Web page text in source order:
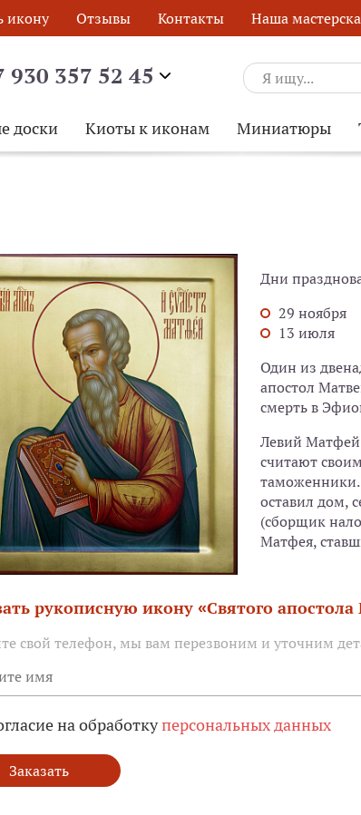
икону Отзывы Контакты Наша
930 357 52 45
ОБРАТНЫЙ ЗВОНОК
доски Киоты к иконам Миниатюры
Дни
29 ноября
13 июля
Один из
апостол
смерть в
Левий Матфей
считают
таможенники.
оставил дом,
(сборщик
Матфея,
рукописную икону «Святого
свой телефон, мы вам перезвоним и уточним
на обработкуперсональных данных
Заказать